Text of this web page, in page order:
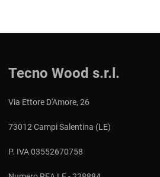
Tecno Wood s.r.l.
Via Ettore D'Amore, 26
73012 Campi Salentina (LE)
P. IVA 03552670758